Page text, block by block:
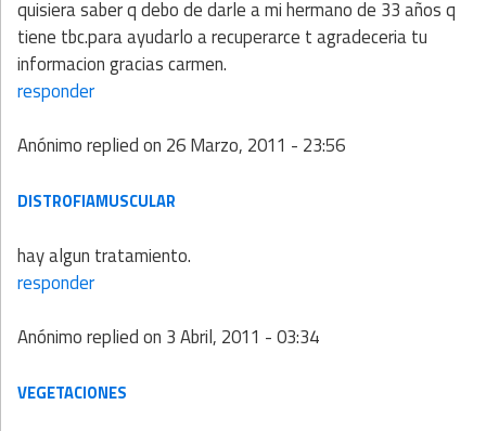
quisiera saber q debo de darle a mi hermano de 33 años q
tiene tbc.para ayudarlo a recuperarce t agradeceria tu
informacion gracias carmen.
responder
Anónimoreplied on 26 Marzo, 2011 - 23:56
DISTROFIAMUSCULAR
hay algun tratamiento.
responder
Anónimoreplied on 3 Abril, 2011 - 03:34
VEGETACIONES